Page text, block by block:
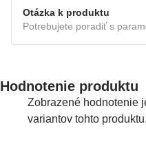
Otázka k produktu
Potrebujete poradiť s
Hodnotenie produktu
Zobrazené hodnotenie
variantov tohto produktu.